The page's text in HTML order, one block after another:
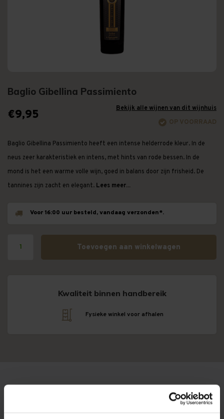
Baglio Gibellina Passimiento
€9,95
Bekijk alle wijnen van dit wijnhuis
OP VOORRAAD
Baglio Gibellina Passimiento heeft een intense helderrode kleur. In de
neus zeer karakteristiek en intens, met hints van rode bessen. In de
mond is het een warme volle wijn, goed in balans door zijn frisheid. De
tannines zijn zacht en elegant. Lees meer...
Voor 16:00 uur besteld, vandaag verzonden*.
Toevoegen aan winkelwagen
Kwaliteit binnen handbereik
Fysieke winkel voor afhalen
Over Baglio Gibellina